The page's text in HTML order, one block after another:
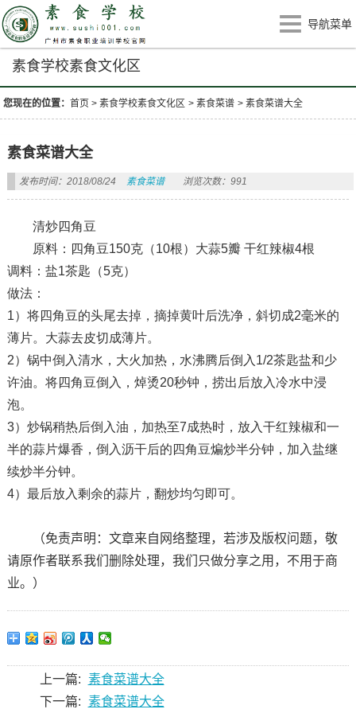
导航菜单
素食学校素食文化区
您现在的位置：首页 >素食学校素食文化区 >素食菜谱 >素食菜谱大全
素食菜谱大全
发布时间：2018/08/24 素食菜谱 浏览次数：991
清炒四角豆
原料：四角豆150克（10根）大蒜5瓣 干红辣椒4根
调料：盐1茶匙（5克）
做法：
1）将四角豆的头尾去掉，摘掉黄叶后洗净，斜切成2毫米的
薄片。大蒜去皮切成薄片。
2）锅中倒入清水，大火加热，水沸腾后倒入1/2茶匙盐和少
许油。将四角豆倒入，焯烫20秒钟，捞出后放入冷水中浸
泡。
3）炒锅稍热后倒入油，加热至7成热时，放入干红辣椒和一
半的蒜片爆香，倒入沥干后的四角豆煸炒半分钟，加入盐继
续炒半分钟。
4）最后放入剩余的蒜片，翻炒均匀即可。
（免责声明：文章来自网络整理，若涉及版权问题，敬
请原作者联系我们删除处理，我们只做分享之用，不用于商
业。）
上一篇: 素食菜谱大全
下一篇: 素食菜谱大全